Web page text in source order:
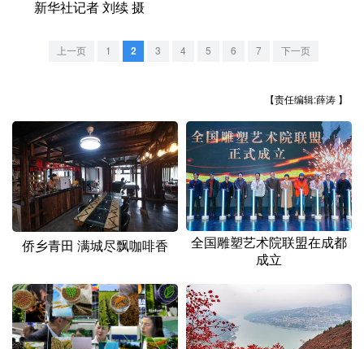
北京 天津
吉林
湖南
广东 广西 海南 重庆
四川 贵州 云南 西藏
陕西 甘肃 青海 宁夏
新疆 内蒙古 黑龙江
多语种频道
English Español Français عربى
新华社记者 刘续 摄
上一页 1 2 3 4 5 6 7 下一页
【责任编辑:薛涛 】
侨乡青田 满城尽飘咖啡香
全国雕塑艺术院联盟在成都
成立